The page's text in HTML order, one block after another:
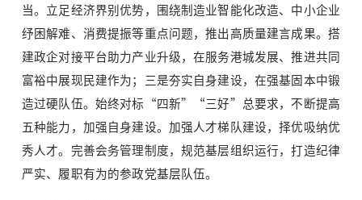
当。立足经济界别优势，围绕制造业智能化改造、中小企业
纾困解难、消费提振等重点问题，推出高质量建言成果。搭
建政企对接平台助力产业升级，在服务港城发展、推进共同
富裕中展现民建作为；三是夯实自身建设，在强基固本中锻
造过硬队伍。始终对标“四新”“三好”总要求，不断提高
五种能力，加强自身建设。加强人才梯队建设，择优吸纳优
秀人才。完善会务管理制度，规范基层组织运行，打造纪律
严实、履职有为的参政党基层队伍。